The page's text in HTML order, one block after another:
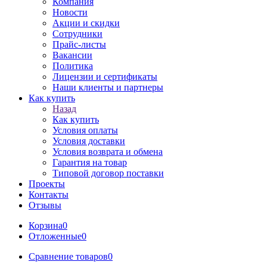
Новости
Акции и скидки
Сотрудники
Прайс-листы
Вакансии
Политика
Лицензии и сертификаты
Наши клиенты и партнеры
Как купить
Назад
Как купить
Условия оплаты
Условия доставки
Условия возврата и обмена
Гарантия на товар
Типовой договор поставки
Проекты
Контакты
Отзывы
Корзина0
Отложенные0
Сравнение товаров0